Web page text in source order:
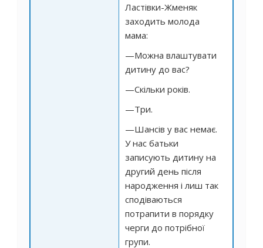
Ластівки-Жменяк
заходить молода
мама:
—Можна влаштувати
дитину до вас?
—Скільки років.
—Три.
—Шансів у вас немає.
У нас батьки
записують дитину на
другий день після
народження і лиш так
сподіваються
потрапити в порядку
черги до потрібної
групи.